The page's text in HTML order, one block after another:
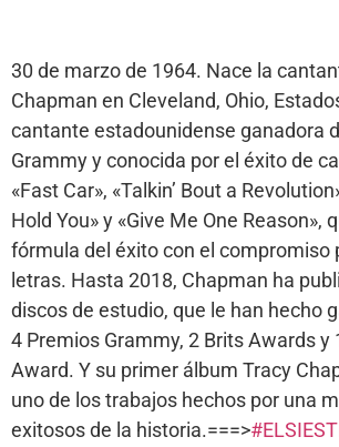
30 de marzo de 1964. Nace la
Chapman en Cleveland, Ohio,
cantante estadounidense ganadora
Grammy y conocida por el éxito de
«Fast Car», «Talkin’ Bout a
Hold You» y «Give Me One Reason»,
fórmula del éxito con el compromiso
letras. Hasta 2018, Chapman ha
discos de estudio, que le han hecho
4 Premios Grammy, 2 Brits Awards y
Award. Y su primer álbum Tracy
uno de los trabajos hechos por una
exitosos de la historia.===>